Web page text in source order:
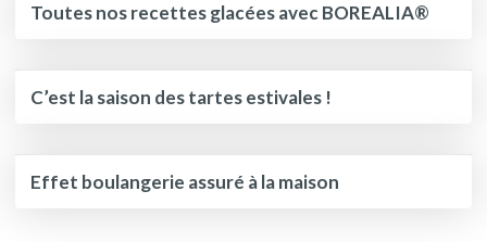
Toutes nos recettes glacées avec BOREALIA®
C’est la saison des tartes estivales !
Effet boulangerie assuré à la maison